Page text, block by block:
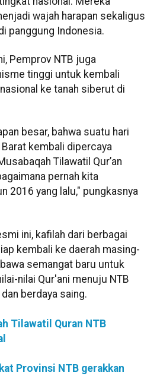
wajah harapan sekaligus
panggung Indonesia.
Pemprov NTB juga
tinggi untuk kembali
ke tanah siberut di
besar, bahwa suatu hari
kembali dipercaya
Tilawatil Qur’an
pernah kita
2016 yang lalu," pungkasnya
ini, kafilah dari berbagai
kembali ke daerah masing-
semangat baru untuk
nilai Qur'ani menuju NTB
berdaya saing.
Tilawatil Quran NTB
Provinsi NTB gerakkan